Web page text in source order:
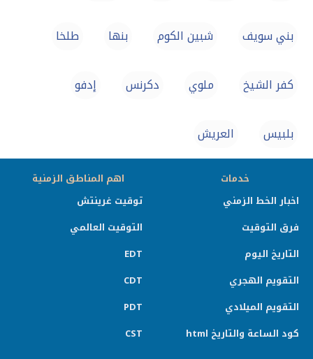
بني سويف شبين الكوم بنها طلخا
كفر الشيخ ملوي دكرنس إدفو
بلبيس العريش
خدمات
اخبار الخط الزمني
فرق التوقيت
التاريخ اليوم
التقويم الهجري
التقويم الميلادي
كود الساعة والتاريخ html
اهم المناطق الزمنية
توقيت غرينتش
التوقيت العالمي
EDT
CDT
PDT
CST